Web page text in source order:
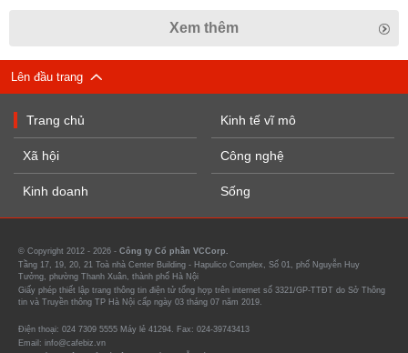
Xem thêm
Lên đầu trang
Trang chủ
Xã hội
Kinh doanh
Kinh tế vĩ mô
Công nghệ
Sống
© Copyright 2012 - 2026 - Công ty Cổ phần VCCorp.
Tầng 17, 19, 20, 21 Toà nhà Center Building - Hapulico Complex, Số 01, phố Nguyễn Huy
Tưởng, phường Thanh Xuân, thành phố Hà Nội
Giấy phép thiết lập trang thông tin điện tử tổng hợp trên internet số 3321/GP-TTĐT do Sở Thông
tin và Truyền thông TP Hà Nội cấp ngày 03 tháng 07 năm 2019.
Điện thoại: 024 7309 5555 Máy lẻ 41294. Fax: 024-39743413
Email: info@cafebiz.vn